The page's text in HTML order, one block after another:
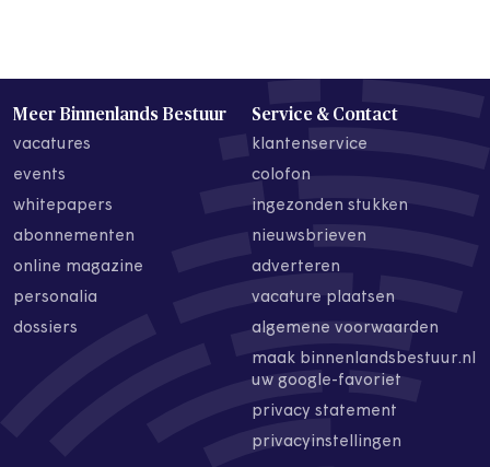
Meer Binnenlands Bestuur
vacatures
events
whitepapers
abonnementen
online magazine
personalia
dossiers
Service & Contact
klantenservice
colofon
ingezonden stukken
nieuwsbrieven
adverteren
vacature plaatsen
algemene voorwaarden
maak binnenlandsbestuur.nl
uw google-favoriet
privacy statement
privacyinstellingen